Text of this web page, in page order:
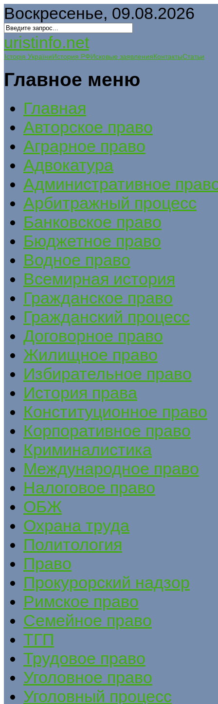
Воскресенье, 09.08.2026
uristinfo.net
Історія УкраїниИстория РФИсковые заявленияКонтактыСтатьи
Главное меню
Главная
Авторское право
Аграрное право
Адвокатура
Административное
Арбитражный процесс
Банковское право
Бюджетное право
Водное право
Всемирная история
Гражданское право
Гражданский процесс
Договорное право
Жилищное право
Избирательное право
История права
Конституционное право
Корпоративное право
Криминалистика
Международное право
Налоговое право
ОБЖ
Охрана труда
Политология
Право
Прокурорский надзор
Римское право
Семейное право
ТГП
Трудовое право
Уголовное право
Уголовный процесс